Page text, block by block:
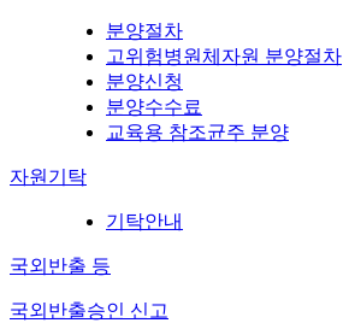
분양절차
고위험병원체자원 분양절차
분양신청
분양수수료
교육용 참조균주 분양
자원기탁
기탁안내
국외반출 등
국외반출승인 신고